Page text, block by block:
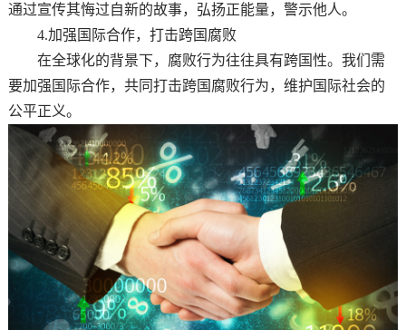
通过宣传其悔过自新的故事，弘扬正能量，警示他人。
4.加强国际合作，打击跨国腐败
在全球化的背景下，腐败行为往往具有跨国性。我们需
要加强国际合作，共同打击跨国腐败行为，维护国际社会的
公平正义。